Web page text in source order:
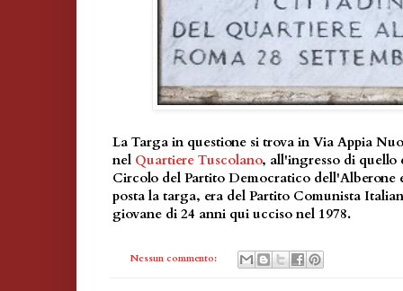
La Targa in questione si trova in Via Appia
nel Quartiere Tuscolano, all'ingresso di quello
Circolo del Partito Democratico dell'Alberone
posta la targa, era del Partito Comunista
giovane di 24 anni qui ucciso nel 1978.
Nessun commento: